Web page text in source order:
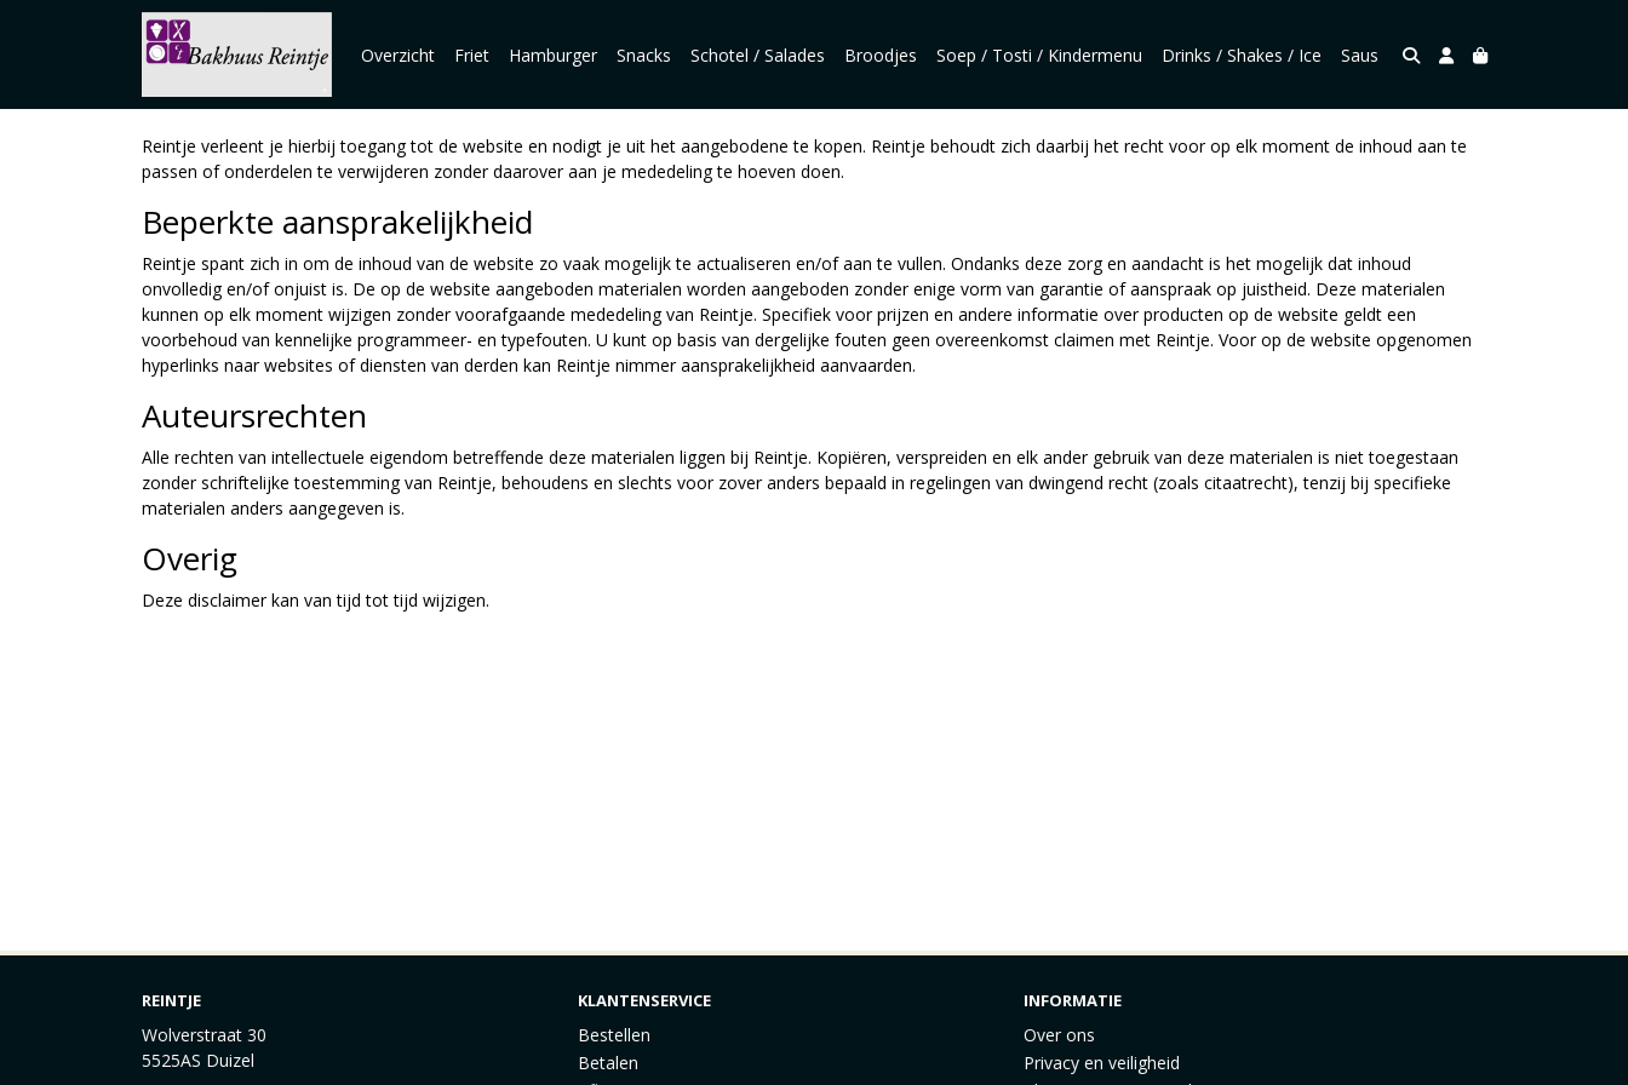
Overzicht Friet Hamburger Snacks Schotel / Salades Broodjes Soep / Tosti / Kindermenu Drinks / Shakes / Ice Saus
Reintje verleent je hierbij toegang tot de website en nodigt je uit het aangebodene te kopen. Reintje behoudt zich daarbij het recht voor op elk moment de inhoud aan te
passen of onderdelen te verwijderen zonder daarover aan je mededeling te hoeven doen.
Beperkte aansprakelijkheid
Reintje spant zich in om de inhoud van de website zo vaak mogelijk te actualiseren en/of aan te vullen. Ondanks deze zorg en aandacht is het mogelijk dat inhoud
onvolledig en/of onjuist is. De op de website aangeboden materialen worden aangeboden zonder enige vorm van garantie of aanspraak op juistheid. Deze materialen
kunnen op elk moment wijzigen zonder voorafgaande mededeling van Reintje. Specifiek voor prijzen en andere informatie over producten op de website geldt een
voorbehoud van kennelijke programmeer- en typefouten. U kunt op basis van dergelijke fouten geen overeenkomst claimen met Reintje. Voor op de website opgenomen
hyperlinks naar websites of diensten van derden kan Reintje nimmer aansprakelijkheid aanvaarden.
Auteursrechten
Alle rechten van intellectuele eigendom betreffende deze materialen liggen bij Reintje. Kopiëren, verspreiden en elk ander gebruik van deze materialen is niet toegestaan
zonder schriftelijke toestemming van Reintje, behoudens en slechts voor zover anders bepaald in regelingen van dwingend recht (zoals citaatrecht), tenzij bij specifieke
materialen anders aangegeven is.
Overig
Deze disclaimer kan van tijd tot tijd wijzigen.
REINTJE
Wolverstraat 30
5525AS Duizel
KLANTENSERVICE
Bestellen
Betalen
INFORMATIE
Over ons
Privacy en veiligheid